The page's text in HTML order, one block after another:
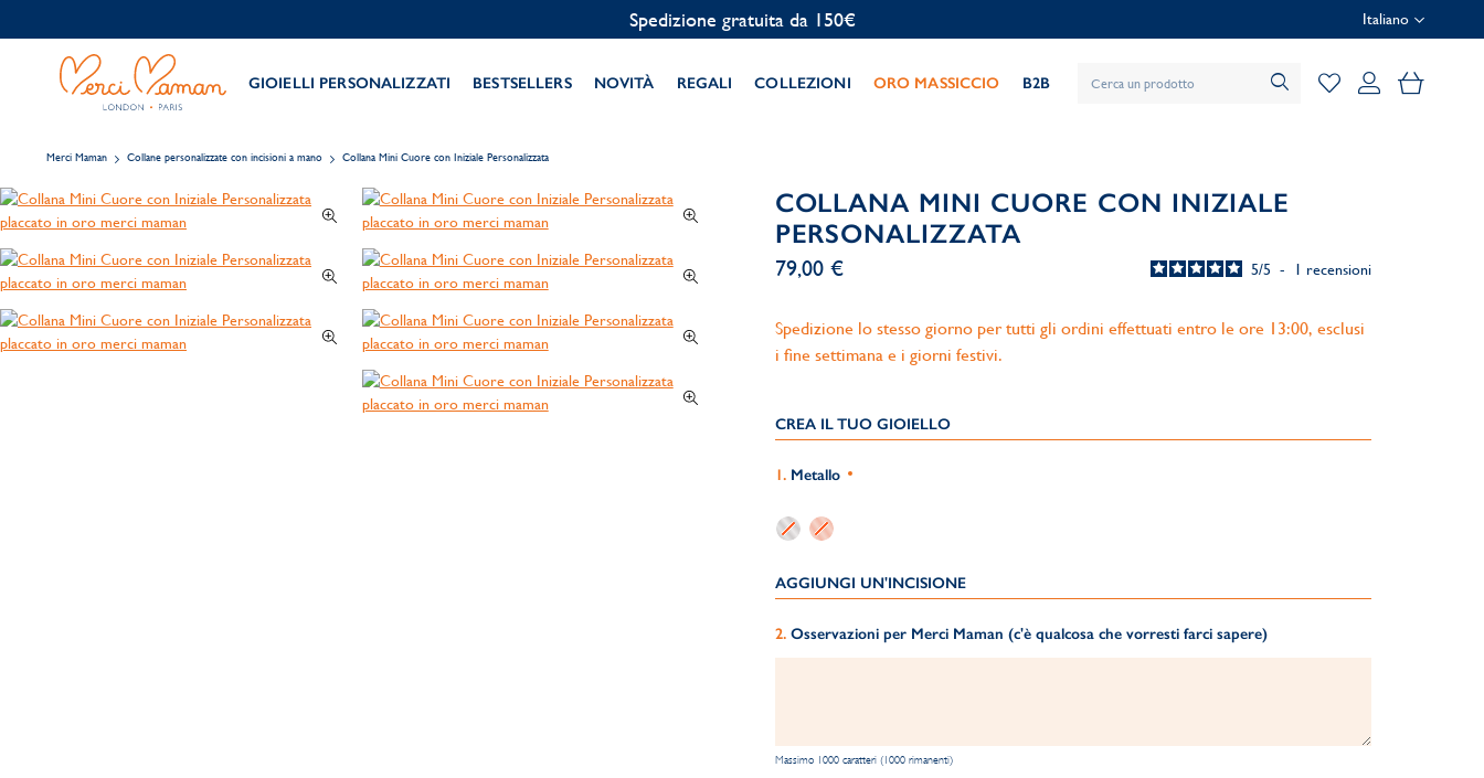
Personalizzazione gratuita Italiano
GIOIELLI PERSONALIZZATI BESTSELLERS NOVITÀ REGALI COLLEZIONI ORO MASSICCIO B2B Il mio
Merci Maman Collane personalizzate con incisioni a mano Collana Mini Cuore con Iniziale Personalizzata
COLLANA MINI CUORE CON INIZIALE
PERSONALIZZATA
5/5 - 1 recensioni
79,00 €
Spedizione lo stesso giorno per tutti gli ordini effettuati entro le ore 13:00, esclusi
i fine settimana e i giorni festivi.
CREA IL TUO GIOIELLO
Metallo
AGGIUNGI UN'INCISIONE
Osservazioni per Merci Maman (c'è qualcosa che vorresti farci sapere)
Massimo 1000 caratteri (1000 rimanenti)